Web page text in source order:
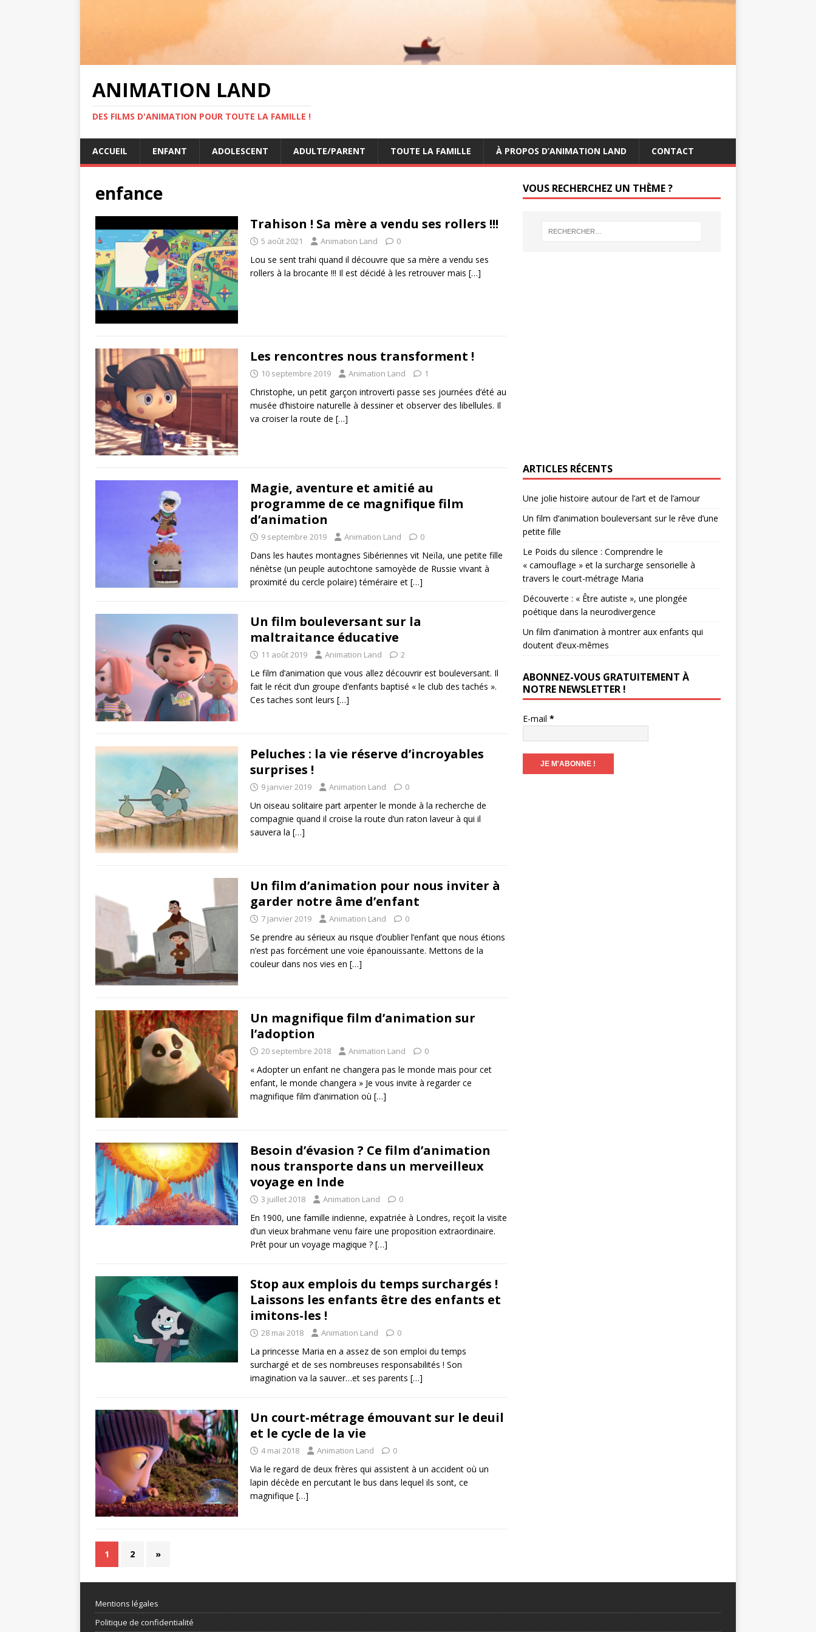
ANIMATION LAND
DES FILMS D'ANIMATION POUR TOUTE LA FAMILLE !
ACCUEIL ENFANT ADOLESCENT ADULTE/PARENT TOUTE LA FAMILLE À PROPOS D’ANIMATION LAND CONTACT
enfance
Trahison ! Sa mère a vendu ses rollers !!!
5 août 2021 Animation Land 0
Lou se sent trahi quand il découvre que sa mère a vendu ses
rollers à la brocante !!! Il est décidé à les retrouver mais […]
Les rencontres nous transforment !
10 septembre 2019 Animation Land 1
Christophe, un petit garçon introverti passe ses journées d’été au
musée d’histoire naturelle à dessiner et observer des libellules. Il
va croiser la route de […]
Magie, aventure et amitié au
programme de ce magnifique film
d’animation
9 septembre 2019 Animation Land 0
Dans les hautes montagnes Sibériennes vit Neïla, une petite fille
nénètse (un peuple autochtone samoyède de Russie vivant à
proximité du cercle polaire) téméraire et […]
Un film bouleversant sur la
maltraitance éducative
11 août 2019 Animation Land 2
Le film d’animation que vous allez découvrir est bouleversant. Il
fait le récit d’un groupe d’enfants baptisé « le club des tachés ».
Ces taches sont leurs […]
Peluches : la vie réserve d’incroyables
surprises !
9 janvier 2019 Animation Land 0
Un oiseau solitaire part arpenter le monde à la recherche de
compagnie quand il croise la route d’un raton laveur à qui il
sauvera la […]
Un film d’animation pour nous inviter à
garder notre âme d’enfant
7 janvier 2019 Animation Land 0
Se prendre au sérieux au risque d’oublier l’enfant que nous étions
n’est pas forcément une voie épanouissante. Mettons de la
couleur dans nos vies en […]
Un magnifique film d’animation sur
l’adoption
20 septembre 2018 Animation Land 0
« Adopter un enfant ne changera pas le monde mais pour cet
enfant, le monde changera » Je vous invite à regarder ce
magnifique film d’animation où […]
Besoin d’évasion ? Ce film d’animation
nous transporte dans un merveilleux
voyage en Inde
3 juillet 2018 Animation Land 0
En 1900, une famille indienne, expatriée à Londres, reçoit la visite
d’un vieux brahmane venu faire une proposition extraordinaire.
Prêt pour un voyage magique ? […]
Stop aux emplois du temps surchargés !
Laissons les enfants être des enfants et
imitons-les !
28 mai 2018 Animation Land 0
La princesse Maria en a assez de son emploi du temps
surchargé et de ses nombreuses responsabilités ! Son
imagination va la sauver…et ses parents […]
Un court-métrage émouvant sur le deuil
et le cycle de la vie
4 mai 2018 Animation Land 0
Via le regard de deux frères qui assistent à un accident où un
lapin décède en percutant le bus dans lequel ils sont, ce
magnifique […]
1 2 »
VOUS RECHERCHEZ UN THÈME ?
ARTICLES RÉCENTS
Une jolie histoire autour de l’art et de l’amour
Un film d’animation bouleversant sur le rêve d’une
petite fille
Le Poids du silence : Comprendre le
« camouflage » et la surcharge sensorielle à
travers le court-métrage Maria
Découverte : « Être autiste », une plongée
poétique dans la neurodivergence
Un film d’animation à montrer aux enfants qui
doutent d’eux-mêmes
ABONNEZ-VOUS GRATUITEMENT À
NOTRE NEWSLETTER !
E-mail *
Mentions légales
Politique de confidentialité